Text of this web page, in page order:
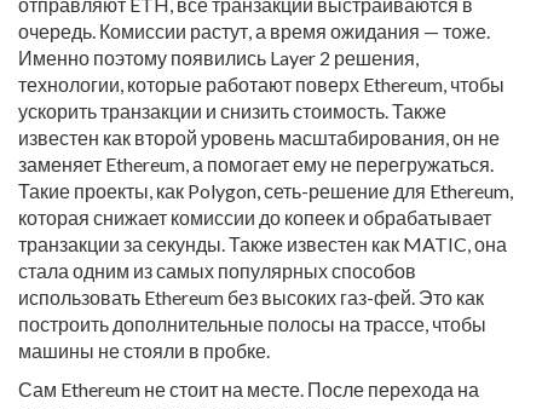
очередь. Комиссии растут, а время ожидания — тоже.
Именно поэтому появились Layer 2 решения,
технологии, которые работают поверх Ethereum, чтобы
ускорить транзакции и снизить стоимость. Также
известен как второй уровень масштабирования, он не
заменяет Ethereum, а помогает ему не перегружаться.
Такие проекты, как Polygon,сеть-решение для Ethereum,
которая снижает комиссии до копеек и обрабатывает
транзакции за секунды. Также известен как MATIC, она
стала одним из самых популярных способов
использовать Ethereum без высоких газ-фей. Это как
построить дополнительные полосы на трассе, чтобы
машины не стояли в пробке.
Сам Ethereum не стоит на месте. После перехода на